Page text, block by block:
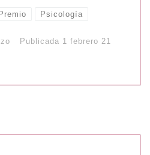
Psicología
Publicada 1 febrero 21